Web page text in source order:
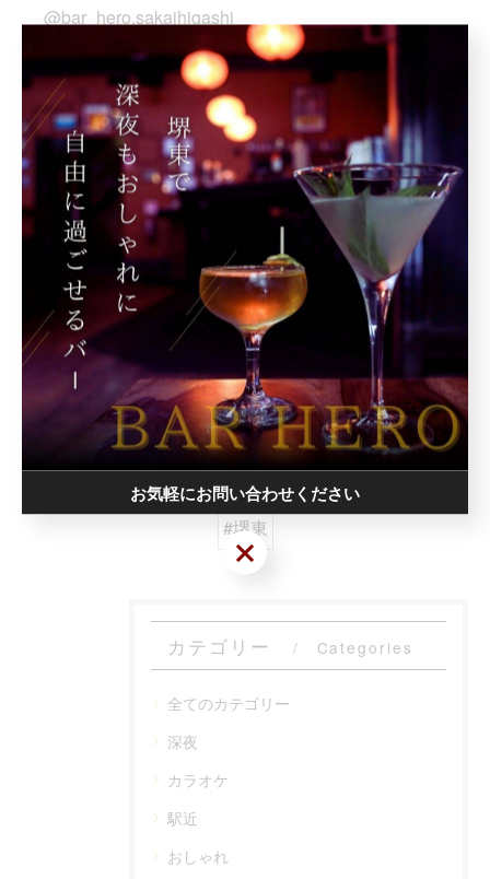
@bar_hero.sakaihigashi
#南海堺東駅#堺東駅#堺東#barhero
#堺東バー堺東飲みガシ飲み
堺東好きな人と繋がりたい堺から世界へ
BARHERO
< 前のページ 一覧に戻る 次のページ >
関連タグ
#堺東
カテゴリー Categories
全てのカテゴリー
深夜
カラオケ
駅近
おしゃれ
お気軽にお問い合わせください
お気軽にお問い合わせください